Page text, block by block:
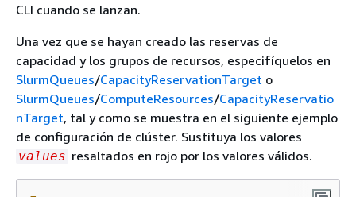
CLI cuando se lanzan.
Una vez que se hayan creado las reservas de
capacidad y los grupos de recursos, especifíquelos en
SlurmQueues/CapacityReservationTarget o
SlurmQueues/ComputeResources/CapacityReservatio
nTarget, tal y como se muestra en el siguiente ejemplo
de configuración de clúster. Sustituya los valores
values resaltados en rojo por los valores válidos.